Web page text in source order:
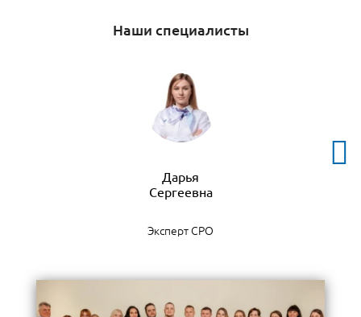
Наши специалисты
Дарья
Сергеевна
Эксперт СРО